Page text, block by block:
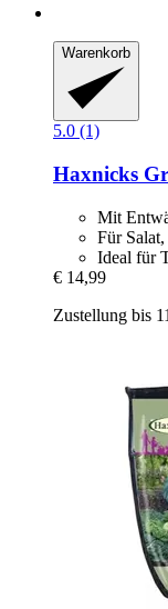
Warenkorb
5.0 (1)
Haxnicks
Mit
Für
Ideal für
€ 14,99
Zustellung bis